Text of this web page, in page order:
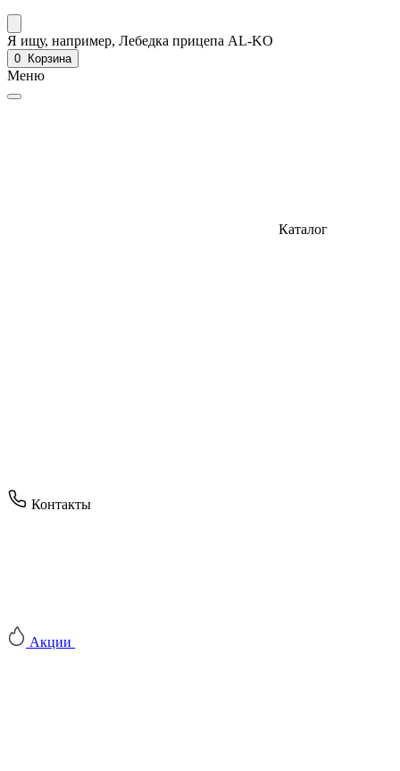
Я ищу, например, Лебедка прицепа AL-KO
0 Корзина
Меню
Каталог
Контакты
Акции